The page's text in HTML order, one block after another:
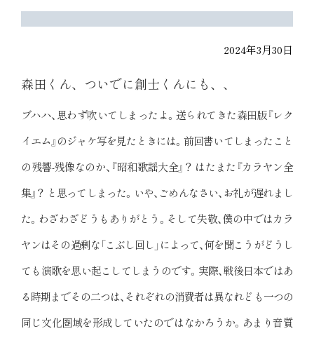
2024年3月30日
森田くん、ついでに創士くんにも、、
ブハハ、思わず吹いてしまったよ。送られてきた森田版『レク
イエム』のジャケ写を見たときには。前回書いてしまったこと
の残響-残像なのか、『昭和歌謡大全』？ はたまた『カラヤン全
集』？ と思ってしまった。いや、ごめんなさい、お礼が遅れまし
た。わざわざどうもありがとう。そして失敬、僕の中ではカラ
ヤンはその過剰な「こぶし回し」によって、何を聞こうがどうし
ても演歌を思い起こしてしまうのです。実際、戦後日本ではあ
る時期までその二つは、それぞれの消費者は異なれども一つの
同じ文化圏域を形成していたのではなかろうか。あまり音質